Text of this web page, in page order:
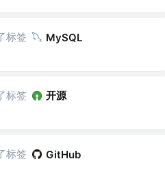
标签 MySQL
标签 开源
标签 GitHub